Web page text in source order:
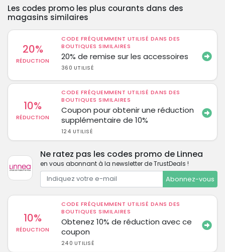
Les codes promo les plus courants dans des
magasins similaires
20%
RÉDUCTION
CODE FRÉQUEMMENT UTILISÉ DANS DES
BOUTIQUES SIMILAIRES
20% de remise sur les accessoires
360 UTILISÉ
10%
RÉDUCTION
CODE FRÉQUEMMENT UTILISÉ DANS DES
BOUTIQUES SIMILAIRES
Coupon pour obtenir une réduction
supplémentaire de 10%
124 UTILISÉ
Ne ratez pas les codes promo de Linnea
en vous abonnant à la newsletter de TrustDeals !
Abonnez-vous
10%
RÉDUCTION
CODE FRÉQUEMMENT UTILISÉ DANS DES
BOUTIQUES SIMILAIRES
Obtenez 10% de réduction avec ce
coupon
240 UTILISÉ